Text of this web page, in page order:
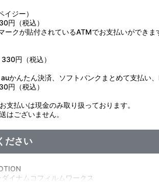
ジー）
円（税込）
ークが貼付されているATMでお支払いができま
円（税込）
かんたん決済、ソフトバンクまとめて支払い
円（税込）
支払いは現金のみ取り扱っております。
はございません。
ださい
ナムコフィルムワークス